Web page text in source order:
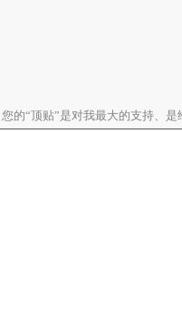
您的“顶贴”是对我最大的支持、